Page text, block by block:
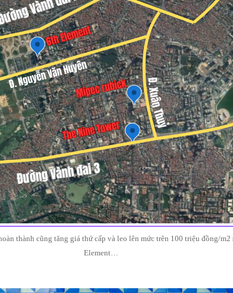
thành cũng tăng giá thứ cấp và leo lên mức trên 100 triệu đồng/
Element…